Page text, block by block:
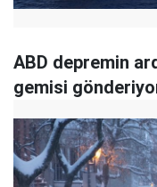
ABD depremin
gemisi